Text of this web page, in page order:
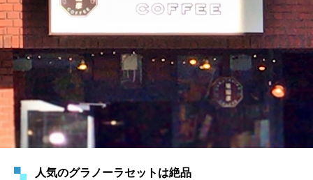
人気のグラノーラセットは絶品